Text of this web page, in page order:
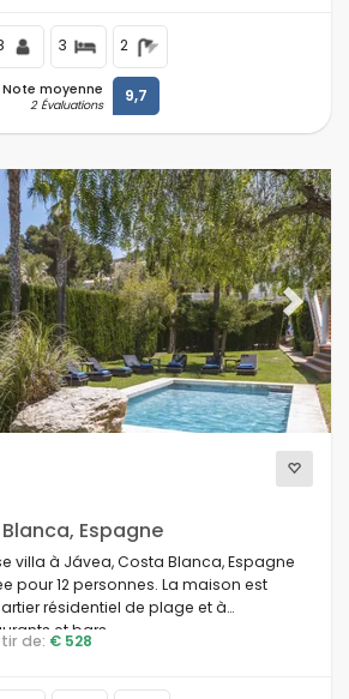
3 2
Note moyenne
2 Évaluations 9,7
Next
Espagne
villa à Jávea, Costa Blanca, Espagne
pour 12 personnes. La maison est
résidentiel de plage et à
et bars.
de: € 528